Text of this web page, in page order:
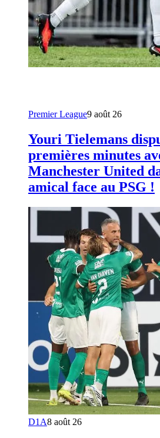
Premier League9 août 26
Youri Tielemans
premières minutes
Manchester United
amical face au PSG !
D1A8 août 26